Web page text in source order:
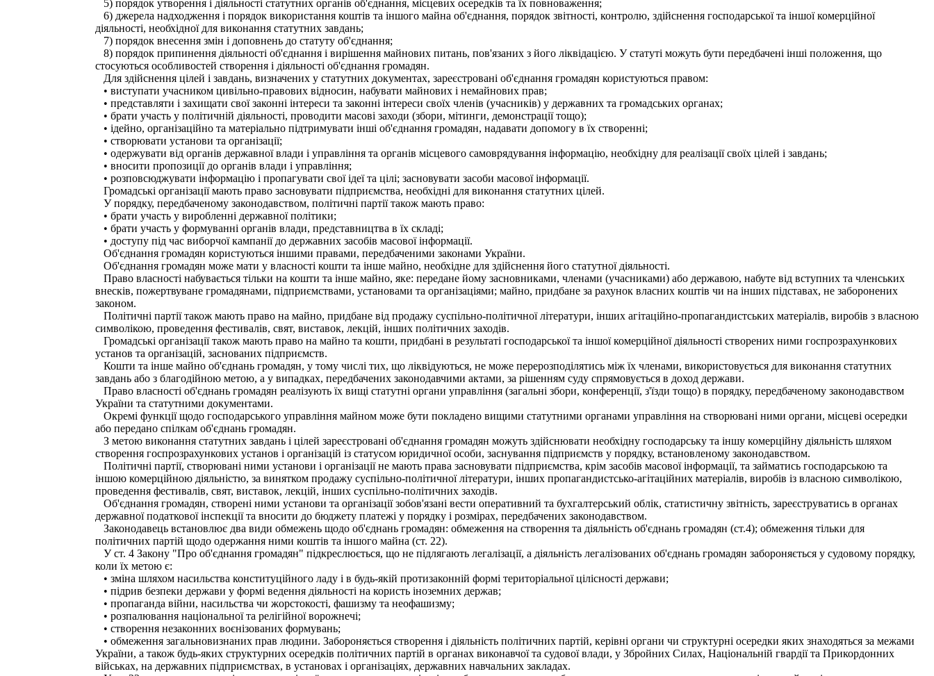
5) порядок утворення і діяльності статутних органів об'єднання, місцевих осередків та їх повноваження;
6) джерела надходження і порядок використання коштів та іншого майна об'єднання, порядок звітності, контролю, здійснення господарської та іншої комерційної
діяльності, необхідної для виконання статутних завдань;
7) порядок внесення змін і доповнень до статуту об'єднання;
8) порядок припинення діяльності об'єднання і вирішення майнових питань, пов'язаних з його ліквідацією. У статуті можуть бути передбачені інші положення, що
стосуються особливостей створення і діяльності об'єднання громадян.
Для здійснення цілей і завдань, визначених у статутних документах, зареєстровані об'єднання громадян користуються правом:
• виступати учасником цивільно-правових відносин, набувати майнових і немайнових прав;
• представляти і захищати свої законні інтереси та законні інтереси своїх членів (учасників) у державних та громадських органах;
• брати участь у політичній діяльності, проводити масові заходи (збори, мітинги, демонстрації тощо);
• ідейно, організаційно та матеріально підтримувати інші об'єднання громадян, надавати допомогу в їх створенні;
• створювати установи та організації;
• одержувати від органів державної влади і управління та органів місцевого самоврядування інформацію, необхідну для реалізації своїх цілей і завдань;
• вносити пропозиції до органів влади і управління;
• розповсюджувати інформацію і пропагувати свої ідеї та цілі; засновувати засоби масової інформації.
Громадські організації мають право засновувати підприємства, необхідні для виконання статутних цілей.
У порядку, передбаченому законодавством, політичні партії також мають право:
• брати участь у виробленні державної політики;
• брати участь у формуванні органів влади, представництва в їх складі;
• доступу під час виборчої кампанії до державних засобів масової інформації.
Об'єднання громадян користуються іншими правами, передбаченими законами України.
Об'єднання громадян може мати у власності кошти та інше майно, необхідне для здійснення його статутної діяльності.
Право власності набувається тільки на кошти та інше майно, яке: передане йому засновниками, членами (учасниками) або державою, набуте від вступних та членських
внесків, пожертвуване громадянами, підприємствами, установами та організаціями; майно, придбане за рахунок власних коштів чи на інших підставах, не заборонених
законом.
Політичні партії також мають право на майно, придбане від продажу суспільно-політичної літератури, інших агітаційно-пропагандистських матеріалів, виробів з власною
символікою, проведення фестивалів, свят, виставок, лекцій, інших політичних заходів.
Громадські організації також мають право на майно та кошти, придбані в результаті господарської та іншої комерційної діяльності створених ними госпрозрахункових
установ та організацій, заснованих підприємств.
Кошти та інше майно об'єднань громадян, у тому числі тих, що ліквідуються, не може перерозподілятись між їх членами, використовується для виконання статутних
завдань або з благодійною метою, а у випадках, передбачених законодавчими актами, за рішенням суду спрямовується в доход держави.
Право власності об'єднань громадян реалізують їх вищі статутні органи управління (загальні збори, конференції, з'їзди тощо) в порядку, передбаченому законодавством
України та статутними документами.
Окремі функції щодо господарського управління майном може бути покладено вищими статутними органами управління на створювані ними органи, місцеві осередки
або передано спілкам об'єднань громадян.
З метою виконання статутних завдань і цілей зареєстровані об'єднання громадян можуть здійснювати необхідну господарську та іншу комерційну діяльність шляхом
створення госпрозрахункових установ і організацій із статусом юридичної особи, заснування підприємств у порядку, встановленому законодавством.
Політичні партії, створювані ними установи і організації не мають права засновувати підприємства, крім засобів масової інформації, та займатись господарською та
іншою комерційною діяльністю, за винятком продажу суспільно-політичної літератури, інших пропагандистсько-агітаційних матеріалів, виробів із власною символікою,
проведення фестивалів, свят, виставок, лекцій, інших суспільно-політичних заходів.
Об'єднання громадян, створені ними установи та організації зобов'язані вести оперативний та бухгалтерський облік, статистичну звітність, зареєструватись в органах
державної податкової інспекції та вносити до бюджету платежі у порядку і розмірах, передбачених законодавством.
Законодавець встановлює два види обмежень щодо об'єднань громадян: обмеження на створення та діяльність об'єднань громадян (ст.4); обмеження тільки для
політичних партій щодо одержання ними коштів та іншого майна (ст. 22).
У ст. 4 Закону "Про об'єднання громадян" підкреслюється, що не підлягають легалізації, а діяльність легалізованих об'єднань громадян забороняється у судовому порядку,
коли їх метою є:
• зміна шляхом насильства конституційного ладу і в будь-якій протизаконній формі територіальної цілісності держави;
• підрив безпеки держави у формі ведення діяльності на користь іноземних держав;
• пропаганда війни, насильства чи жорстокості, фашизму та неофашизму;
• розпалювання національної та релігійної ворожнечі;
• створення незаконних воєнізованих формувань;
• обмеження загальновизнаних прав людини. Забороняється створення і діяльність політичних партій, керівні органи чи структурні осередки яких знаходяться за межами
України, а також будь-яких структурних осередків політичних партій в органах виконавчої та судової влади, у Збройних Силах, Національній гвардії та Прикордонних
військах, на державних підприємствах, в установах і організаціях, державних навчальних закладах.